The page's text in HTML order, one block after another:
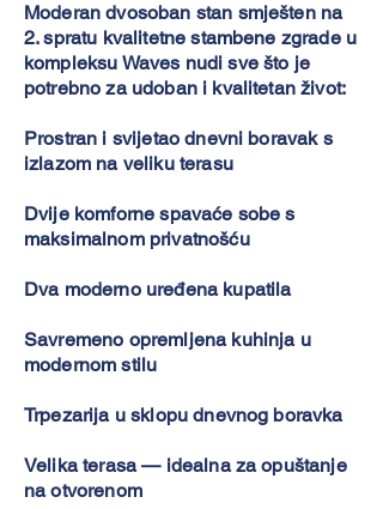
Moderan dvosoban stan smješten na
2. spratu kvalitetne stambene zgrade u
kompleksu Waves nudi sve što je
potrebno za udoban i kvalitetan život:
Prostran i svijetao dnevni boravak s
izlazom na veliku terasu
Dvije komforne spavaće sobe s
maksimalnom privatnošću
Dva moderno uređena kupatila
Savremeno opremljena kuhinja u
modernom stilu
Trpezarija u sklopu dnevnog boravka
Velika terasa — idealna za opuštanje
na otvorenom